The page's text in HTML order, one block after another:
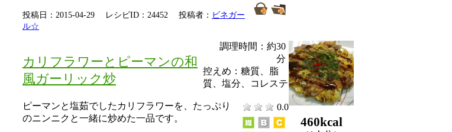
投稿日：2015-04-29 レシピID：24452 投稿者： ビネガー
ル☆
カリフラワーとピーマンの和
風ガーリック炒
調理時間：約30
分
ピーマンと塩茹でしたカリフラワーを、たっぷり
のニンニクと一緒に炒めた一品です。
0.0
控えめ： 糖質、脂
質、塩分、コレステ
460kcal